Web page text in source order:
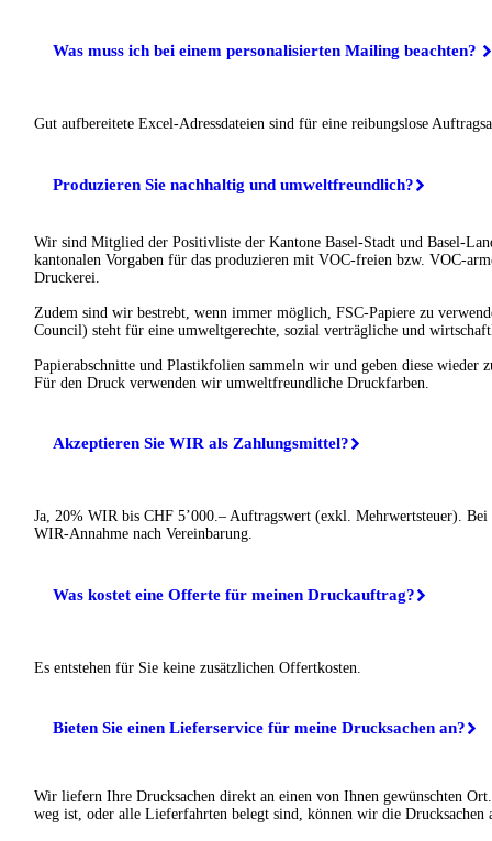
Was muss ich bei einem personalisierten Mailing beachten?
Gut aufbereitete Excel-Adressdateien sind für eine reibungslose
Produzieren Sie nachhaltig und umweltfreundlich?
Wir sind Mitglied der Positivliste der Kantone Basel-Stadt und Basel-
kantonalen Vorgaben für das produzieren mit VOC-freien bzw. VOC-
Druckerei.
Zudem sind wir bestrebt, wenn immer möglich, FSC-Papiere zu
Council) steht für eine umweltgerechte, sozial verträgliche und
Papierabschnitte und Plastikfolien sammeln wir und geben diese wieder
Für den Druck verwenden wir umweltfreundliche Druckfarben.
Akzeptieren Sie WIR als Zahlungsmittel?
Ja, 20% WIR bis CHF 5’000.– Auftragswert (exkl. Mehrwertsteuer).
WIR-Annahme nach Vereinbarung.
Was kostet eine Offerte für meinen Druckauftrag?
Es entstehen für Sie keine zusätzlichen Offertkosten.
Bieten Sie einen Lieferservice für meine Drucksachen an?
Wir liefern Ihre Drucksachen direkt an einen von Ihnen gewünschten
weg ist, oder alle Lieferfahrten belegt sind, können wir die Drucksachen